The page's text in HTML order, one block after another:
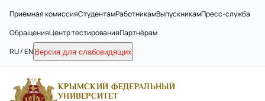
Приёмная комиссияСтудентамРаботникамВыпускникамПресс-служба
ОбращенияЦентр тестированияПартнёрам
RU / EN Версия для слабовидящих
КРЫМСКИЙ ФЕДЕРАЛЬНЫЙ
УНИВЕРСИТЕТ